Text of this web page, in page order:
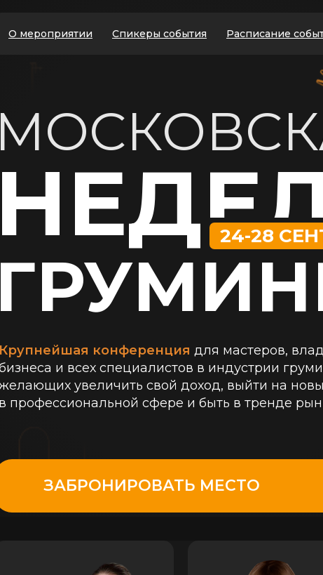
Расписание
Спикеры события
О мероприятии
конференция для мастеров,
и всех специалистов в индустрии
увеличить свой доход, выйти на
профессиональной сфере и быть в тренде
24-28
ЗАБРОНИРОВАТЬ МЕСТО